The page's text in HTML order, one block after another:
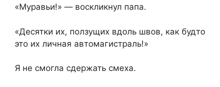
«Муравьи!» — воскликнул папа.
«Десятки их, ползущих вдоль швов, как будто
это их личная автомагистраль!»
Я не смогла сдержать смеха.